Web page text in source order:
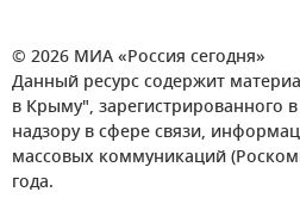
© 2026 МИА «Россия сегодня»
Данный ресурс содержит
в Крыму", зарегистрированного
надзору в сфере связи,
массовых коммуникаций
года.